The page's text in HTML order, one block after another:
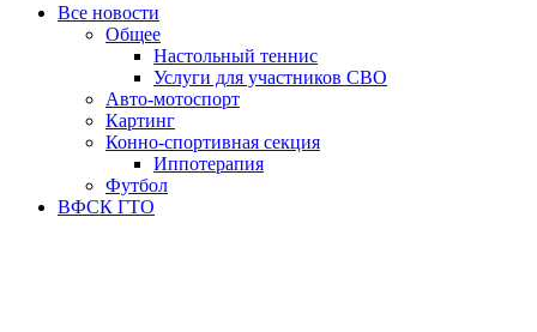
Все новости
Oбщее
Настольный теннис
Услуги для участников СВО
Авто-мотоспорт
Картинг
Конно-спортивная секция
Иппотерапия
Футбол
ВФСК ГТО